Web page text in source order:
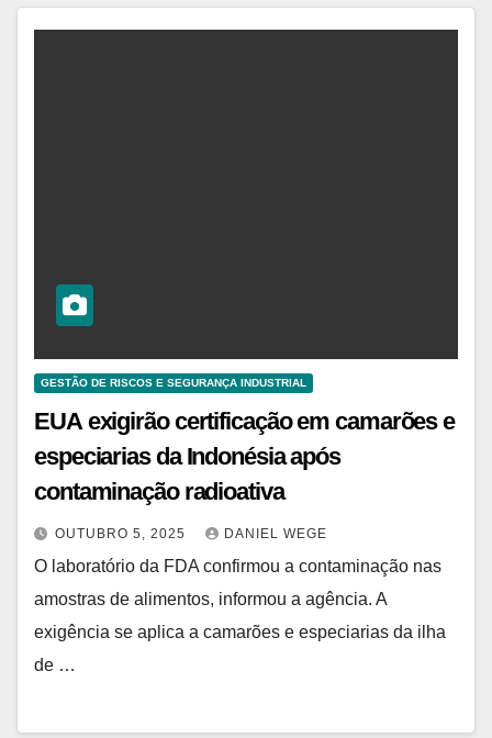
GESTÃO DE RISCOS E SEGURANÇA INDUSTRIAL
EUA exigirão certificação em camarões e
especiarias da Indonésia após
contaminação radioativa
OUTUBRO 5, 2025 DANIEL WEGE
O laboratório da FDA confirmou a contaminação nas
amostras de alimentos, informou a agência. A
exigência se aplica a camarões e especiarias da ilha
de …